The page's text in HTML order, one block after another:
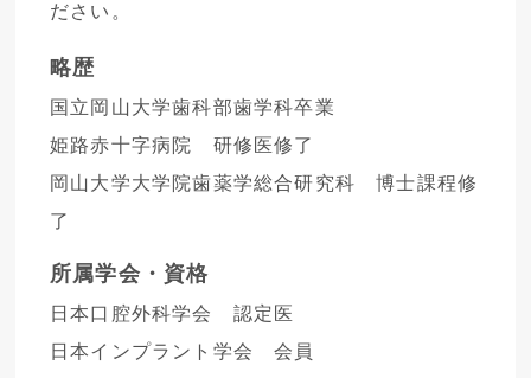
ださい。
略歴
国立岡山大学歯科部歯学科卒業
姫路赤十字病院 研修医修了
岡山大学大学院歯薬学総合研究科 博士課程修
了
所属学会・資格
日本口腔外科学会 認定医
日本インプラント学会 会員